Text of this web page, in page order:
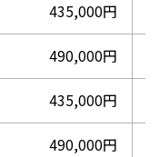
435,000円
490,000円
435,000円
490,000円